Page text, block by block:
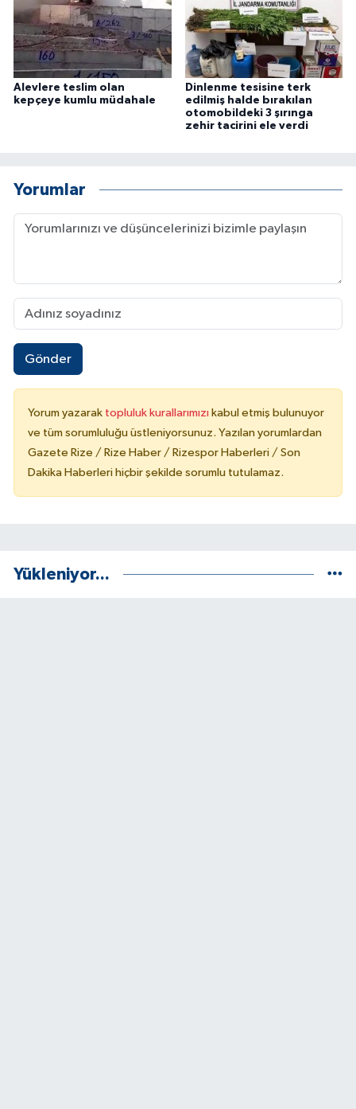
Alevlere teslim olan
kepçeye kumlu müdahale
Dinlenme tesisine terk
edilmiş halde bırakılan
otomobildeki 3 şırınga
zehir tacirini ele verdi
Yorumlar
Gönder
Yorum yazarak topluluk kurallarımızı kabul etmiş bulunuyor
ve tüm sorumluluğu üstleniyorsunuz. Yazılan yorumlardan
Gazete Rize / Rize Haber / Rizespor Haberleri / Son
Dakika Haberleri hiçbir şekilde sorumlu tutulamaz.
Yükleniyor...